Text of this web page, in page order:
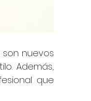
nuevos
que